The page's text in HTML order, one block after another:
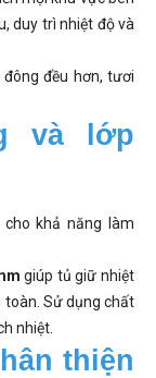
duy trì nhiệt độ và
đều hơn, tươi
và lớp
khả năng làm
giúp tủ giữ nhiệt
toàn. Sử dụng chất
nhiệt.
thiện